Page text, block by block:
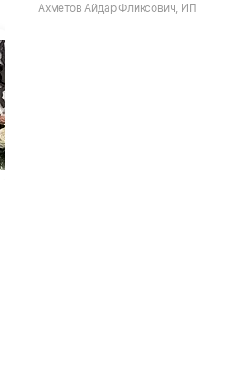
Ахметов Айдар Фликсович, ИП